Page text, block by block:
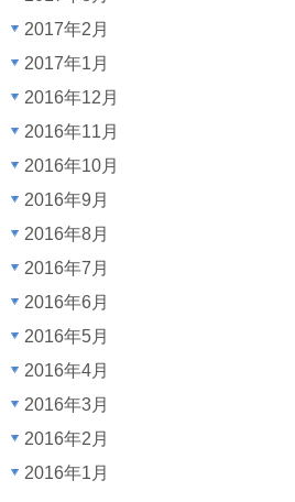
2017年2月
2017年1月
2016年12月
2016年11月
2016年10月
2016年9月
2016年8月
2016年7月
2016年6月
2016年5月
2016年4月
2016年3月
2016年2月
2016年1月